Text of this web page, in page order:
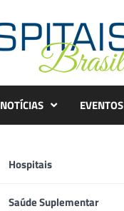
NOTÍCIAS
Hospitais
Saúde Suplementar
EVENTOS